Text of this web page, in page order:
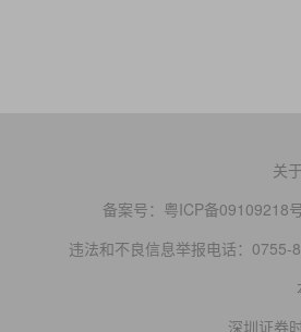
关
备案号： 粤ICP备09109218
违法和不良信息举报电话：0755-
深圳证券